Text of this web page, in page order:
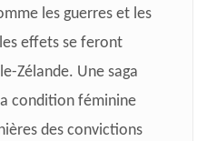
les guerres et les
effets se feront
Zélande. Une saga
condition féminine
des convictions